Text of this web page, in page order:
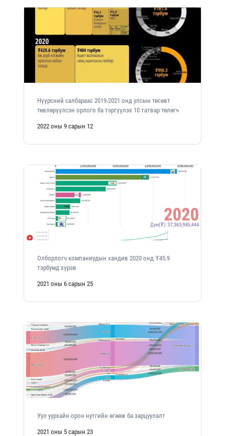
Нүүрсний салбараас 2019-2021 онд улсын төсөвт
төвлөрүүлсэн орлого ба тэргүүлэх 10 татвар төлөгч
2022 оны 9 сарын 12
Олборлогч компаниудын хандив 2020 онд ₮45.9
тэрбумд хүрэв
2021 оны 6 сарын 25
Уул уурхайн орон нутгийн өгөөж ба зарцуулалт
2021 оны 5 сарын 23